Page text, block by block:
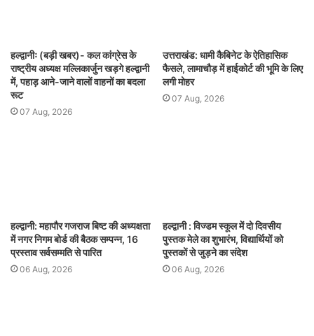
हल्द्वानीः (बड़ी खबर)- कल कांग्रेस के
राष्ट्रीय अध्यक्ष मल्लिकार्जुन खड़गे हल्द्वानी
में, पहाड़ आने-जाने वालों वाहनों का बदला
रूट
07 Aug, 2026
उत्तराखंड: धामी कैबिनेट के ऐतिहासिक
फैसले, लामाचौड़ में हाईकोर्ट की भूमि के लिए
लगी मोहर
07 Aug, 2026
हल्द्वानी: महापौर गजराज बिष्ट की अध्यक्षता
में नगर निगम बोर्ड की बैठक सम्पन्न, 16
प्रस्ताव सर्वसम्मति से पारित
06 Aug, 2026
हल्द्वानी : विज्डम स्कूल में दो दिवसीय
पुस्तक मेले का शुभारंभ, विद्यार्थियों को
पुस्तकों से जुड़ने का संदेश
06 Aug, 2026